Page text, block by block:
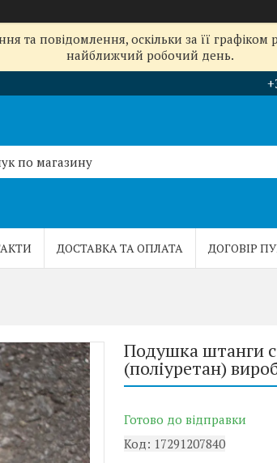
та повідомлення, оскільки за її
найближчий робочий день.
ДОСТАВКА ТА ОПЛАТА ДОГОВІР
Подушка штанги
(поліуретан)
Готово до відправки
Код: 17291207840